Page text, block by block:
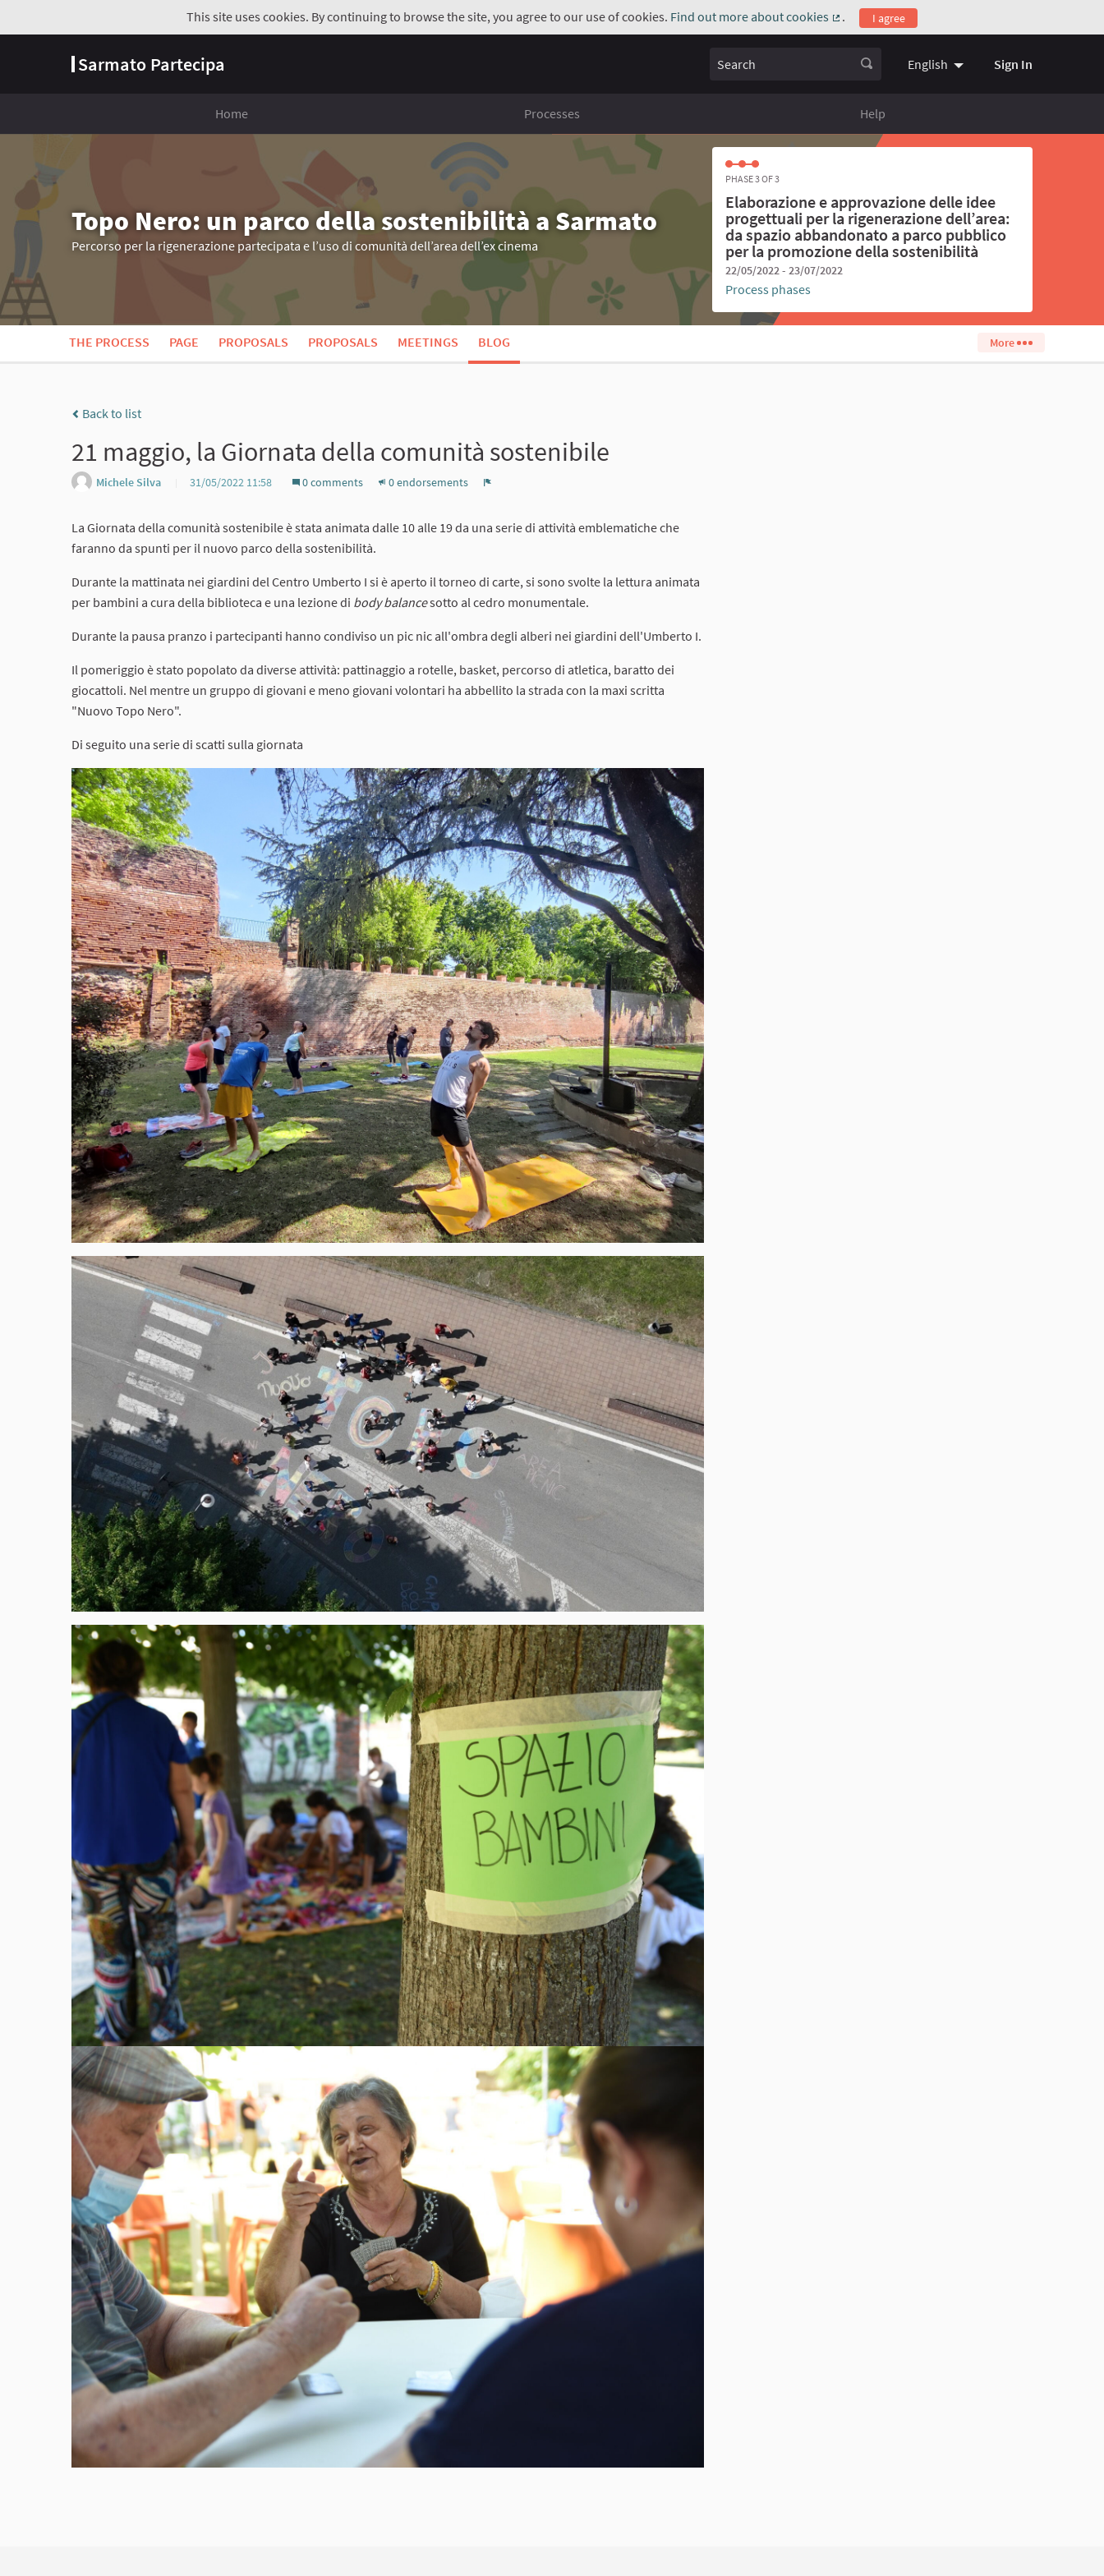
This site uses cookies. By continuing to browse the site, you agree to our use of cookies. Find out more about cookies
(External link)
. I agree
Sarmato Partecipa Search English Choose language
Sign In
Home Processes Help
Topo Nero: un parco della sostenibilità a Sarmato
Percorso per la rigenerazione partecipata e l’uso di comunità dell’area dell’ex cinema
PHASE 3 OF 3
Elaborazione e approvazione delle idee
progettuali per la rigenerazione dell’area:
da spazio abbandonato a parco pubblico
per la promozione della sostenibilità
22/05/2022 - 23/07/2022
Process phases
THE PROCESS PAGE PROPOSALS PROPOSALS MEETINGS BLOG More
Back to list
21 maggio, la Giornata della comunità sostenibile
Michele Silva 31/05/2022 11:58 0 comments 0 endorsements
La Giornata della comunità sostenibile è stata animata dalle 10 alle 19 da una serie di attività emblematiche che
faranno da spunti per il nuovo parco della sostenibilità.
Durante la mattinata nei giardini del Centro Umberto I si è aperto il torneo di carte, si sono svolte la lettura animata
per bambini a cura della biblioteca e una lezione di body balancesotto al cedro monumentale.
Durante la pausa pranzo i partecipanti hanno condiviso un pic nic all'ombra degli alberi nei giardini dell'Umberto I.
Il pomeriggio è stato popolato da diverse attività: pattinaggio a rotelle, basket, percorso di atletica, baratto dei
giocattoli. Nel mentre un gruppo di giovani e meno giovani volontari ha abbellito la strada con la maxi scritta
"Nuovo Topo Nero".
Di seguito una serie di scatti sulla giornata